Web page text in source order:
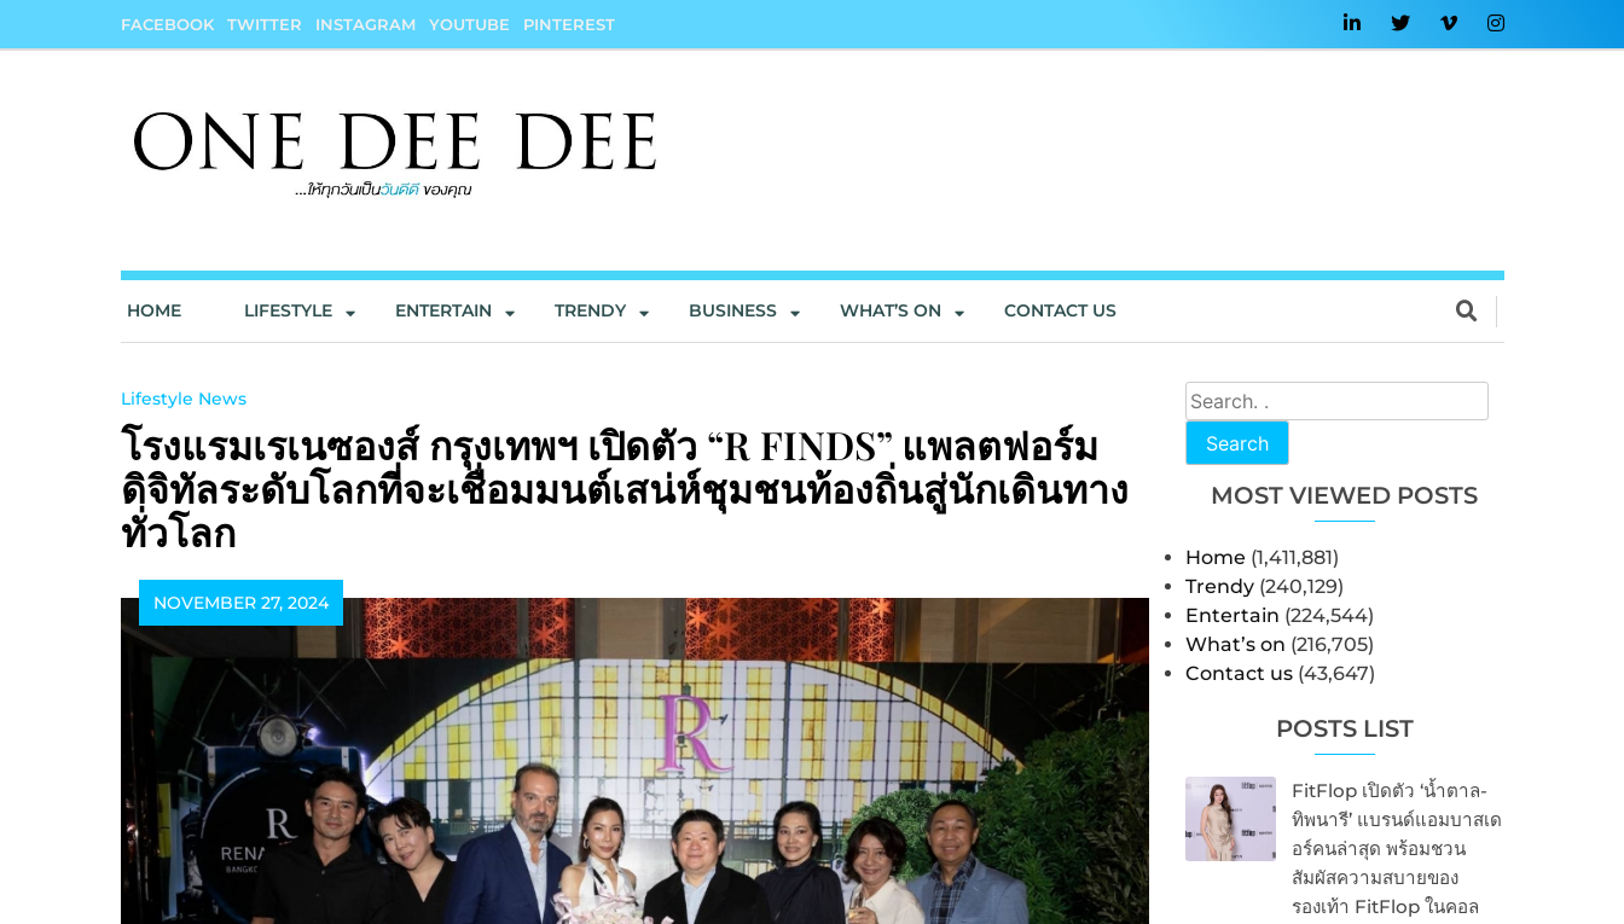
FACEBOOK TWITTER INSTAGRAM YOUTUBE PINTEREST
HOME LIFESTYLE ENTERTAIN TRENDY BUSINESS WHAT’S ON CONTACT US
Search
MOST VIEWED POSTS
Home (1,411,881)
Trendy (240,129)
Entertain (224,544)
What’s on (216,705)
Contact us (43,647)
POSTS LIST
FitFlop เปิดตัว ‘น้ำตาล-
ทิพนารี’ แบรนด์แอมบาสเด
อร์คนล่าสุด พร้อมชวน
สัมผัสความสบายของ
รองเท้า FitFlop ในคอล
Lifestyle News
โรงแรมเรเนซองส์ กรุงเทพฯ เปิดตัว “R FINDS” แพลตฟอร์ม
ดิจิทัลระดับโลกที่จะเชื่อมมนต์เสน่ห์ชุมชนท้องถิ่นสู่นักเดินทาง
ทั่วโลก
NOVEMBER 27, 2024